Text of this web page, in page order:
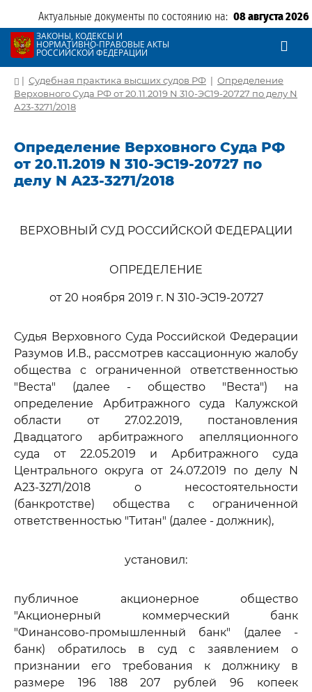
Актуальные документы по состоянию на: 08 августа 2026
ЗАКОНЫ, КОДЕКСЫ И
НОРМАТИВНО-ПРАВОВЫЕ АКТЫ
РОССИЙСКОЙ ФЕДЕРАЦИИ
| Судебная практика высших судов РФ | Определение
Верховного Суда РФ от 20.11.2019 N 310-ЭС19-20727 по делу N
А23-3271/2018
Определение Верховного Суда РФ
от 20.11.2019 N 310-ЭС19-20727 по
делу N А23-3271/2018
ВЕРХОВНЫЙ СУД РОССИЙСКОЙ ФЕДЕРАЦИИ
ОПРЕДЕЛЕНИЕ
от 20 ноября 2019 г. N 310-ЭС19-20727
Судья Верховного Суда Российской Федерации
Разумов И.В., рассмотрев кассационную жалобу
общества с ограниченной ответственностью
"Веста" (далее - общество "Веста") на
определение Арбитражного суда Калужской
области от 27.02.2019, постановления
Двадцатого арбитражного апелляционного
суда от 22.05.2019 и Арбитражного суда
Центрального округа от 24.07.2019 по делу N
А23-3271/2018 о несостоятельности
(банкротстве) общества с ограниченной
ответственностью "Титан" (далее - должник),
установил:
публичное акционерное общество
"Акционерный коммерческий банк
"Финансово-промышленный банк" (далее -
банк) обратилось в суд с заявлением о
признании его требования к должнику в
размере 196 188 207 рублей 96 копеек